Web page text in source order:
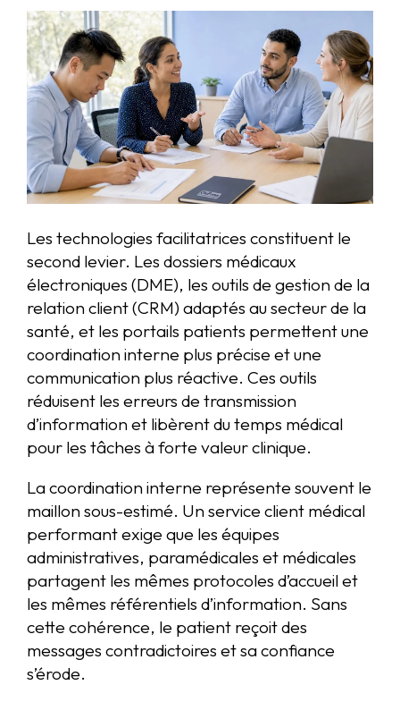
Les technologies facilitatrices constituent le
second levier. Les dossiers médicaux
électroniques (DME), les outils de gestion de la
relation client (CRM) adaptés au secteur de la
santé, et les portails patients permettent une
coordination interne plus précise et une
communication plus réactive. Ces outils
réduisent les erreurs de transmission
d’information et libèrent du temps médical
pour les tâches à forte valeur clinique.
La coordination interne représente souvent le
maillon sous-estimé. Un service client médical
performant exige que les équipes
administratives, paramédicales et médicales
partagent les mêmes protocoles d’accueil et
les mêmes référentiels d’information. Sans
cette cohérence, le patient reçoit des
messages contradictoires et sa confiance
s’érode.